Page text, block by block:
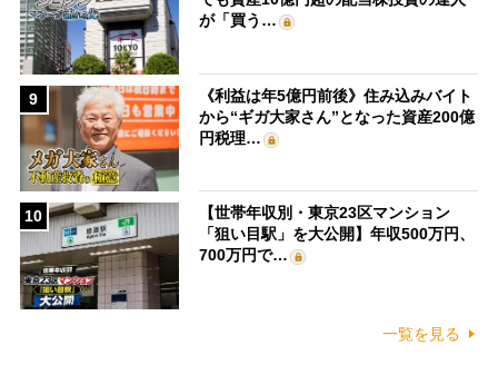
が「買う…
9
《利益は年5億円前後》住み込みバイト
から“ギガ大家さん”となった資産200億
円税理…
10
【世帯年収別・東京23区マンション
「狙い目駅」を大公開】年収500万円、
700万円で…
一覧を見る